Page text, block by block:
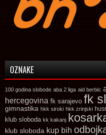
OZNAKE
100 godina slobode aba 2 liga aid berbic
hercegovina fk sarajevo fk
gimnastika hkk siroki hkk zrinjski
klub sloboda kk kakanj
klub sloboda kup bih